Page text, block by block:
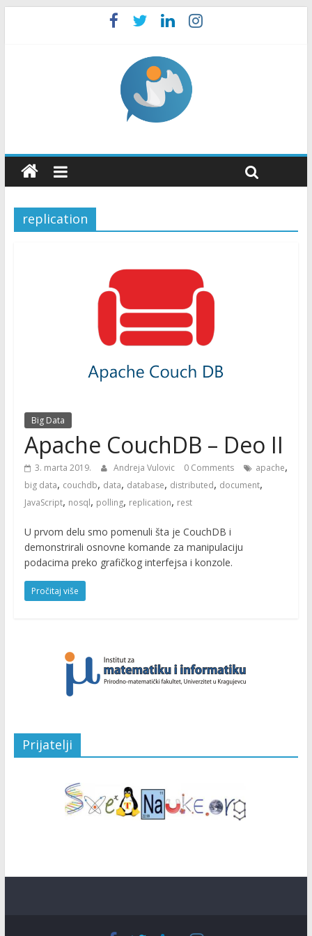
replication
Big Data
Apache CouchDB – Deo II
3. marta 2019. Andreja Vulovic 0 Comments apache,
big data, couchdb, data, database, distributed, document,
JavaScript, nosql, polling, replication, rest
U prvom delu smo pomenuli šta je CouchDB i
demonstrirali osnovne komande za manipulaciju
podacima preko grafičkog interfejsa i konzole.
Pročitaj više
Prijatelji